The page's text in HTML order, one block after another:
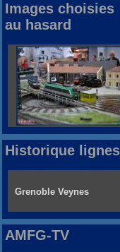
Images choisies
au hasard
Historique lignes
Grenoble Veynes
AMFG-TV